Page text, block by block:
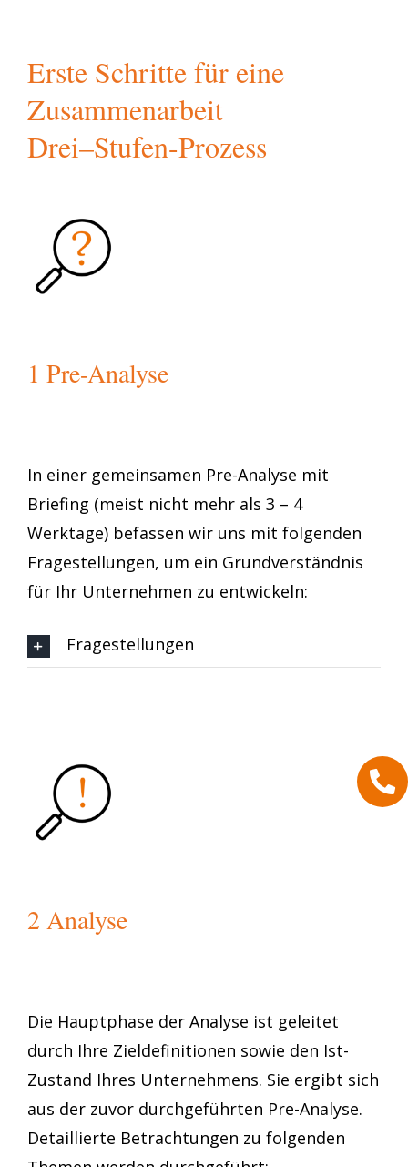
Erste Schritte für eine
Zusammenarbeit
Drei–Stufen-Prozess
1 Pre-Analyse
In einer gemeinsamen Pre-Analyse mit
Briefing (meist nicht mehr als 3 – 4
Werktage) befassen wir uns mit folgenden
Fragestellungen, um ein Grundverständnis
für Ihr Unternehmen zu entwickeln:
Fragestellungen
2 Analyse
Die Hauptphase der Analyse ist geleitet
durch Ihre Zieldefinitionen sowie den Ist-
Zustand Ihres Unternehmens. Sie ergibt sich
aus der zuvor durchgeführten Pre-Analyse.
Detaillierte Betrachtungen zu folgenden